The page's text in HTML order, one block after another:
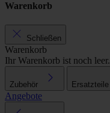
Warenkorb
Schließen
Warenkorb
Ihr Warenkorb ist noch leer.
Zubehör Ersatzteile
Angebote